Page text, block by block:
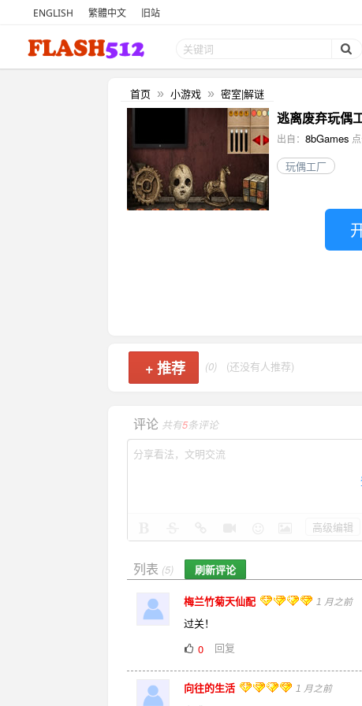
ENGLISH 繁體中文 旧站
首页 » 小游戏 » 密室|解谜
逃离废弃玩偶
出自： 8bGames
玩偶工厂
+ 推荐 (0) (还没有人推荐)
评论 共有5条评论
高级编辑
列表 (5) 刷新评论
梅兰竹菊天仙配 1 月之前
过关！
0
回复
向往的生活 1 月之前